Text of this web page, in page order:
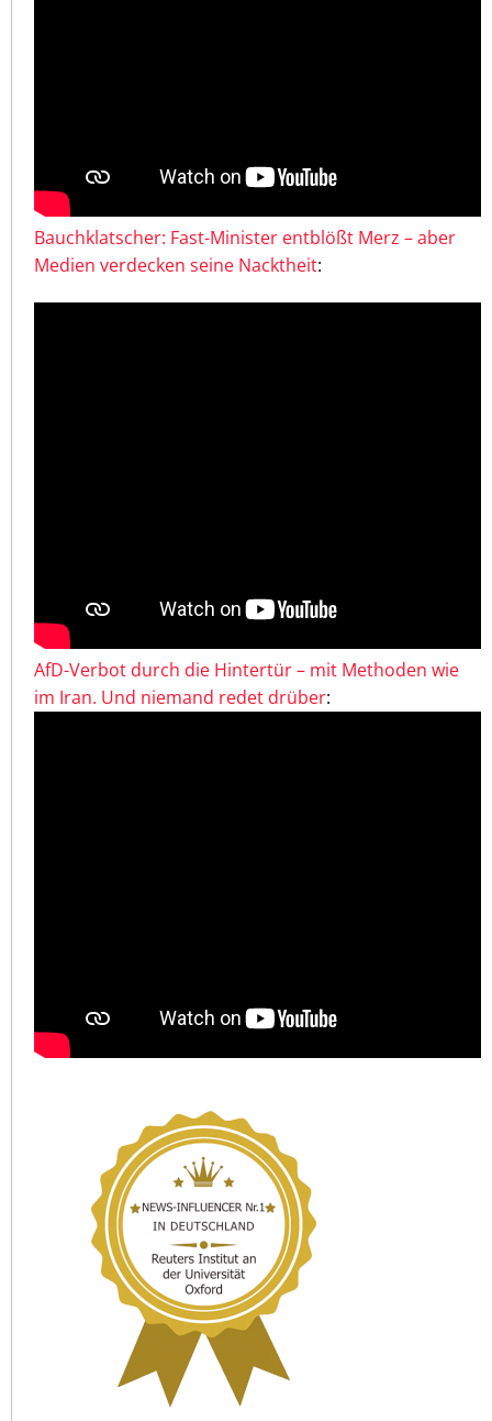
Bauchklatscher: Fast-Minister entblößt Merz – aber
Medien verdecken seine Nacktheit:
AfD-Verbot durch die Hintertür – mit Methoden wie
im Iran. Und niemand redet drüber: